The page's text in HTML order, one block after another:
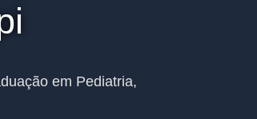
em Pediatria,